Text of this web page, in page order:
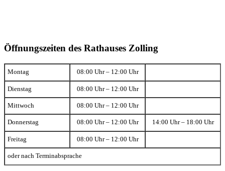
Öffnungszeiten des Rathauses Zolling
Montag 08:00 Uhr – 12:00 Uhr
Dienstag 08:00 Uhr – 12:00 Uhr
Mittwoch 08:00 Uhr – 12:00 Uhr
Donnerstag 08:00 Uhr – 12:00 Uhr 14:00 Uhr – 18:00 Uhr
Freitag 08:00 Uhr – 12:00 Uhr
oder nach Terminabsprache